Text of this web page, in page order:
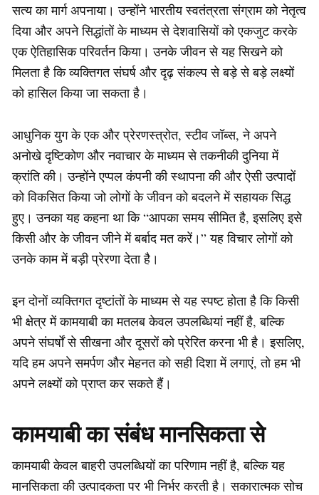
सत्य का मार्ग अपनाया। उन्होंने भारतीय स्वतंत्रता संग्राम को नेतृत्व
दिया और अपने सिद्धांतों के माध्यम से देशवासियों को एकजुट करके
एक ऐतिहासिक परिवर्तन किया। उनके जीवन से यह सिखने को
मिलता है कि व्यक्तिगत संघर्ष और दृढ़ संकल्प से बड़े से बड़े लक्ष्यों
को हासिल किया जा सकता है।
आधुनिक युग के एक और प्रेरणस्त्रोत, स्टीव जॉब्स, ने अपने
अनोखे दृष्टिकोण और नवाचार के माध्यम से तकनीकी दुनिया में
क्रांति की। उन्होंने एप्पल कंपनी की स्थापना की और ऐसी उत्पादों
को विकसित किया जो लोगों के जीवन को बदलने में सहायक सिद्ध
हुए। उनका यह कहना था कि “आपका समय सीमित है, इसलिए इसे
किसी और के जीवन जीने में बर्बाद मत करें।” यह विचार लोगों को
उनके काम में बड़ी प्रेरणा देता है।
इन दोनों व्यक्तिगत दृष्टांतों के माध्यम से यह स्पष्ट होता है कि किसी
भी क्षेत्र में कामयाबी का मतलब केवल उपलब्धियां नहीं है, बल्कि
अपने संघर्षों से सीखना और दूसरों को प्रेरित करना भी है। इसलिए,
यदि हम अपने समर्पण और मेहनत को सही दिशा में लगाएं, तो हम भी
अपने लक्ष्यों को प्राप्त कर सकते हैं।
कामयाबी का संबंध मानसिकता से
कामयाबी केवल बाहरी उपलब्धियों का परिणाम नहीं है, बल्कि यह
मानसिकता की उत्पादकता पर भी निर्भर करती है। सकारात्मक सोच